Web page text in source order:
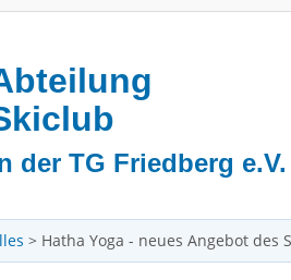
der TG Friedberg e.V.
> Hatha Yoga - neues Angebot des